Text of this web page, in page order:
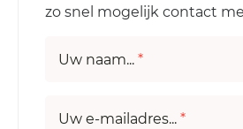
zo snel mogelijk contact
Uw naam... *
Uw e-mailadres... *